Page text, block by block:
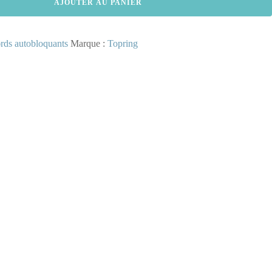
AJOUTER AU PANIER
autobloquants Marque : Topring